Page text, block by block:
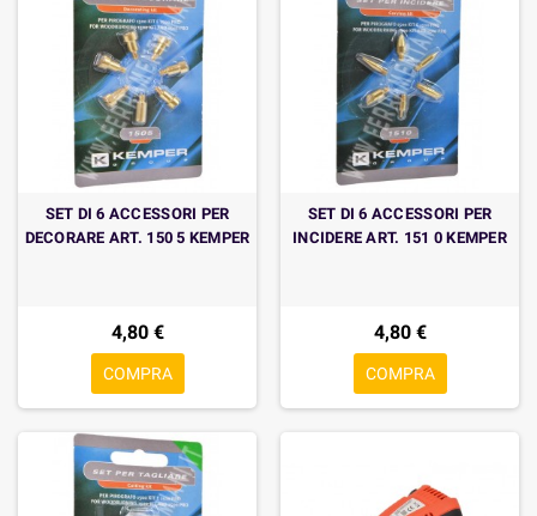
SET DI 6 ACCESSORI PER
DECORARE ART. 150 5 KEMPER
4,80 €
COMPRA
SET DI 6 ACCESSORI PER
INCIDERE ART. 151 0 KEMPER
4,80 €
COMPRA